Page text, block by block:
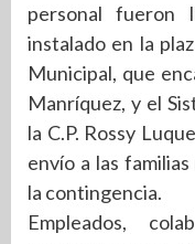
personal fueron
instalado en la
Municipal, que
Manríquez, y el
la C.P. Rossy
envío a las
la contingencia.
Empleados,